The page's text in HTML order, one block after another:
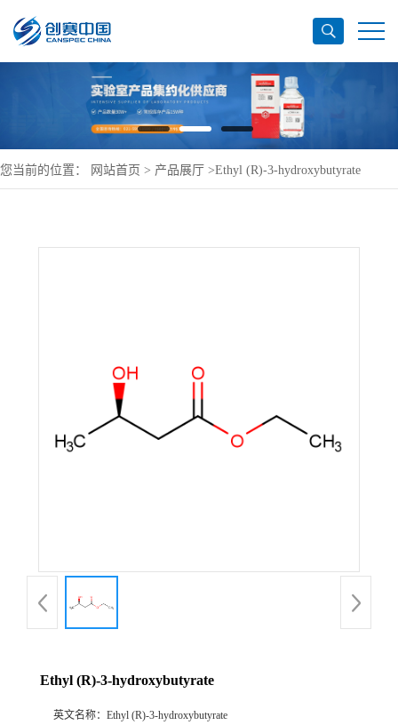
您当前的位置： 网站首页 > 产品展厅 >Ethyl (R)-3-hydroxybutyrate
Ethyl (R)-3-hydroxybutyrate
英文名称： Ethyl (R)-3-hydroxybutyrate